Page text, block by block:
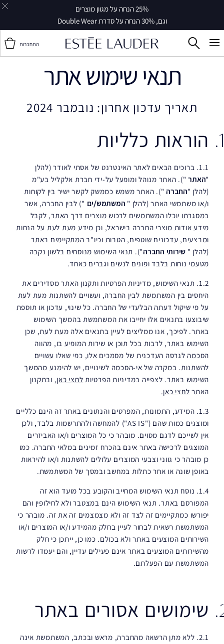
25% הנחה על מגוון מוצרים
וגם, 30% הנחה על סדרת Double Wear
התחברות
תנאי שימוש אתר
תאריך עדכון אחרון: נובמבר 2024
הוראות כלליות
1.1. ברוכים הבאים לאתר האינטרנט של אסתי לאודר (להלן
"האתר"). האתר מנוהל ומופעל על-ידי חברת אלקליל בע"מ
(להלן "החברה "). האתר משמש כממשק לקשר ישיר בין לקוחות
ו/או משתמשי האתר (להלן " המשתמש/ים ") לבין החברה, אשר
במסגרתו יוכלו המשתמשים לרכוש מוצרים דרך האתר, לקבל
מידע אודות מוצרי החברה בישראל, וכן מידע מעת לעת על הנחות
ומבצעים, עדכונים שוטפים, הטבות וכיו"ב המתקיימים באתר
(להלן " שירותי החברה"). תנאי השימוש מנוסחים בלשון נקבה
מטעמי נוחות בלבד ופונים לנשים וגברים כאחד.
1.2. תנאי השימוש, מדיניות הפרטיות ותקנון האתר מסדירים את
היחסים בין המשתמשת לבין החברה, ועשויים להשתנות מעת לעת
על פי שיקול דעתה הבלעדי של החברה. כל שינוי, עדכון או תוספת
שיבוצעו בתנאים אלו יחייבו את המשתמשת בהמשך השימוש
באתר. לפיכך, אנו ממליצים לעיין בתנאים אלה מעת לעת, שכן
השימוש באתר, לרבות בכל תוכן או שירות המופיע בו, מהווה
הסכמה לגרסה העדכנית של מסמכים אלו, כפי שאלו עשויים
להשתנות. במקרה של אי-הסכמה לשינויים, יש להימנע מהמשך
השימוש באתר. לצפייה במדיניות הפרטיות לחצי כאן, ובתקנון
האתר לחצי כאן.
1.3. המידע, התמונות, המפרטים והנתונים באתר זה הינם כלליים
ומוצגים כמות שהם ("AS IS") להמחשה ולהתרשמות בלבד, ולכן
אין לשייכם לדגם מסוים. מובהר כי כל המוצרים ו/או האביזרים
המוצגים לרכישה באתר אינם בהכרח זמינים במלאי החברה. כמו
כן מובהר כי גווני וצבעי המוצרים עלולים להשתנות ו/או להיראות
באופן שונה או אחר כתלות במחשב ובמסך של המשתמשת.
1.4. נוסח תנאי השימוש המחייב והקובע בכל מועד הוא זה
המפורסם באתר. תנאי השימוש הינם במצטבר ולא לחילופין והם
יפורשו כמתקיימים זה לצד זה ולא מצמצמים זה את זה. מובהר כי
המשתמשת רשאית לבחור לעיין בחלק מהמידע ו/או המוצרים ו/או
השירותים המוצעים באתר ולא בכולם. כמו כן, ייתכן כי חלק
מהשירותים המוצעים באתר אינם פעילים עדיין, והם יעמדו לרשות
המשתמשת עם הפעלתם.
שימושים אסורים באתר
2.1. ללא מתן הרשאה מהחברה, מראש ובכתב, המשתמשת אינה